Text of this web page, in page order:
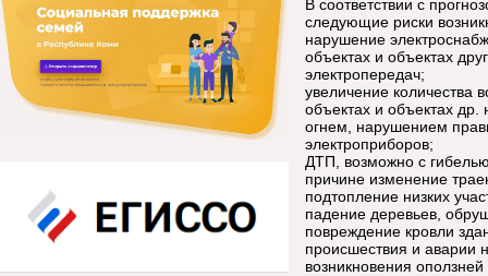
В соответствии с
следующие риски
нарушение
объектах и объектах
электропередач;
увеличение количества
объектах и объектах
огнем, нарушением
электроприборов;
ДТП, возможно с
причине изменение
подтопление низких
падение деревьев,
повреждение кровли
происшествия и аварии
возникновения оползней